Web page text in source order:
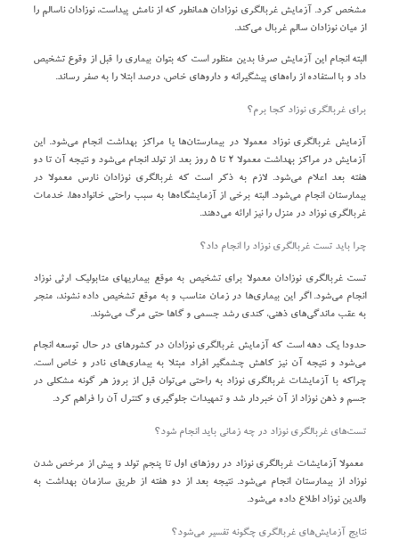
مشخص کرد. آزمایش غربالگری نوزادان همانطور که از نامش پیداست، نوزادان ناسالم را
از میان نوزادان سالم غربال می‌کند.
البته انجام این آزمایش صرفا بدین منظور است که بتوان بیماری را قبل از وقوع تشخیص
داد و با استفاده از راه‌های پیشگیرانه و داروهای خاص، درصد ابتلا را به صفر رساند.
برای غربالگری نوزاد کجا برم؟
آزمایش غربالگری نوزاد معمولا در بیمارستان‌ها یا مراکز بهداشت انجام می‌شود. این
آزمایش در مراکز بهداشت معمولا ۲ تا ۵ روز بعد از تولد انجام می‌شود و نتیجه آن تا دو
هفته بعد اعلام می‌شود. لازم به ذکر است که غربالگری نوزادان نارس معمولا در
بیمارستان انجام می‌شود. البته برخی از آزمایشگاه‌ها به سبب راحتی خانواده‌ها، خدمات
غربالگری نوزاد در منزل را نیز ارائه می‌دهند.
چرا باید تست غربالگری نوزاد را انجام داد؟
تست غربالگری نوزادان معمولا برای تشخیص به موقع بیماریهای متابولیک ارثی نوزاد
انجام می‌شود. اگر این بیماری‌ها در زمان مناسب و به موقع تشخیص داده نشوند، منجر
به عقب ماندگی‌های ذهنی، کندی رشد جسمی و گاها حتی مرگ می‌شوند.
حدودا یک دهه است که آزمایش غربالگری نوزادان در کشورهای در حال توسعه انجام
می‌شود و نتیجه آن نیز کاهش چشمگیر افراد مبتلا به بیماری‌های نادر و خاص است.
چراکه با آزمایشات غربالگری نوزاد به راحتی می‌توان قبل از بروز هر گونه مشکلی در
جسم و ذهن نوزاد از آن خبردار شد و تمهیدات جلوگیری و کنترل آن را فراهم کرد.
تست‌های غربالگری نوزاد در چه زمانی باید انجام شود؟
معمولا آزمایشات غربالگری نوزاد در روزهای اول تا پنجم تولد و پیش از مرخص شدن
نوزاد از بیمارستان انجام می‌شود. نتیجه بعد از دو هفته از طریق سازمان بهداشت به
والدین نوزاد اطلاع داده می‌شود.
نتایج آزمایش‌های غربالگری چگونه تفسیر می‌شود؟